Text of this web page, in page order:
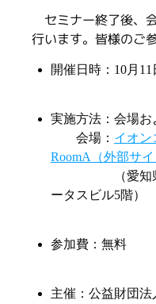
セミナー終了後、
行います。皆様のご
開催日時：10月
実施方法：会場
会場： イオン
RoomA（外部サイ
（愛知県名古
ータスビル5階）
参加費：無料
主催：公益財団